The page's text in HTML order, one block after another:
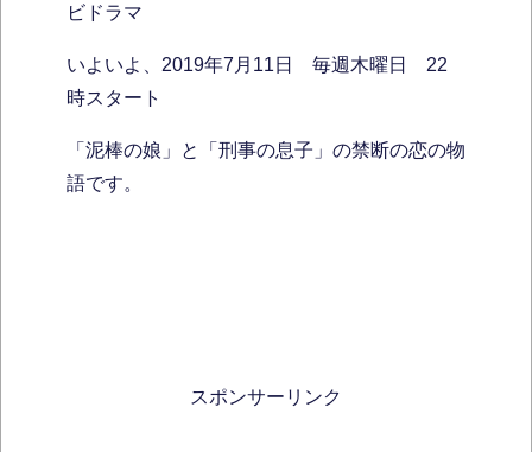
ビドラマ
いよいよ、2019年7月11日 毎週木曜日 22
時スタート
「泥棒の娘」と「刑事の息子」の禁断の恋の物
語です。
スポンサーリンク